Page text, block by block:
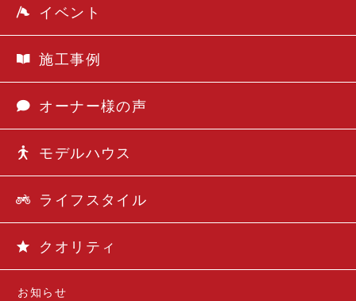
お知らせ
イベント
施工事例
オーナー様の声
モデルハウス
ライフスタイル
クオリティ